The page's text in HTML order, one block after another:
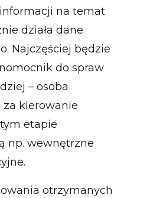
na temat
działa dane
Najczęściej będzie
do spraw
– osoba
kierowanie
etapie
np. wewnętrzne
otrzymanych